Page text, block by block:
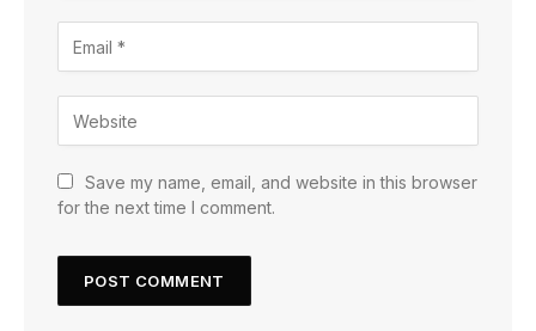
Save my name, email, and website in this browser
for the next time I comment.